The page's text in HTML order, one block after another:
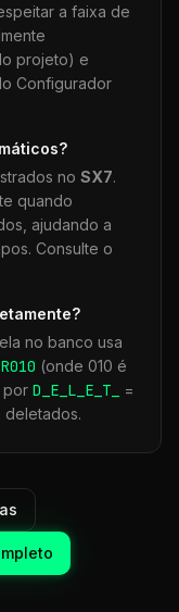
a faixa de
projeto) e
Configurador
no SX7.
quando
ajudando a
Consulte o
no banco usa
010 (onde 010 é
por D_E_L_E_T_
=